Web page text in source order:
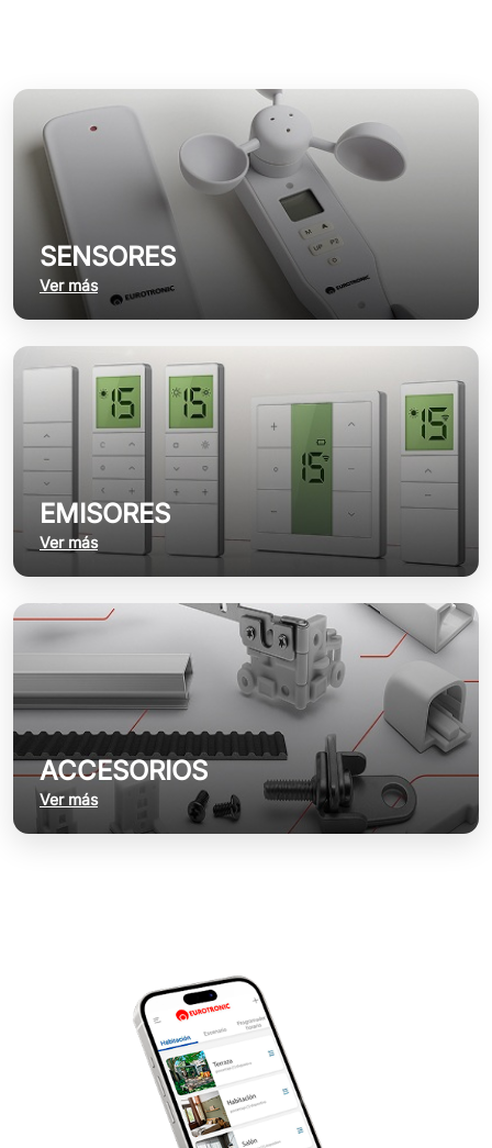
SENSORES
Ver más
EMISORES
Ver más
ACCESORIOS
Ver más